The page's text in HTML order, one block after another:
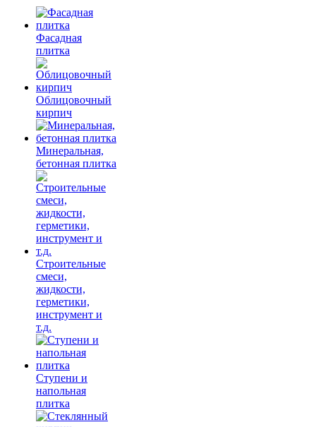
Фасадная
плитка
Облицовочный
кирпич
Минеральная,
бетонная плитка
Строительные
смеси,
жидкости,
герметики,
инструмент и
т.д.
Ступени и
напольная
плитка